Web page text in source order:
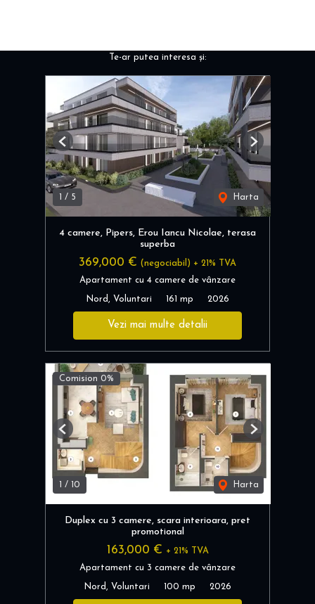
Te-ar putea interesa și:
/ 5 Harta
Previous Next
4 camere, Pipers, Erou Iancu Nicolae, terasa
superba
369,000 € (negociabil) + 21% TVA
Apartament cu 4 camere de vânzare
Nord, Voluntari 161 mp 2026
Vezi mai multe detalii
Comision 0%
/ 10 Harta
Previous Next
Duplex cu 3 camere, scara interioara, pret
promotional
163,000 € + 21% TVA
Apartament cu 3 camere de vânzare
Nord, Voluntari 100 mp 2026